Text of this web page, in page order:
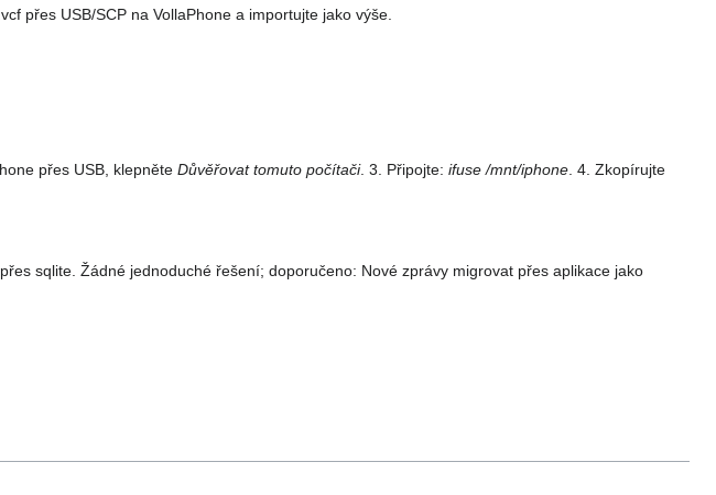
přes USB/SCP na VollaPhone a importujte jako výše.
přes USB, klepněte Důvěřovat tomuto počítači. 3. Připojte: ifuse /mnt/iphone . 4. Zkopírujte
sqlite. Žádné jednoduché řešení; doporučeno: Nové zprávy migrovat přes aplikace jako